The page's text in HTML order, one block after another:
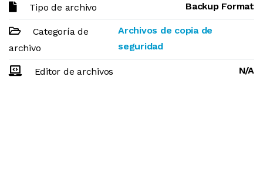
Tipo de archivo Backup Format
Categoría de
archivo
Archivos de copia de
seguridad
Editor de archivos N/A